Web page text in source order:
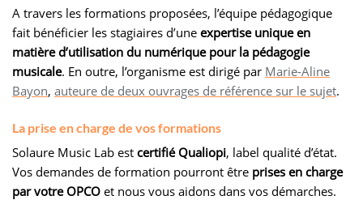
A travers les formations proposées, l’équipe pédagogique
fait bénéficier les stagiaires d’une expertise unique en
matière d’utilisation du numérique pour la pédagogie
musicale. En outre, l’organisme est dirigé par Marie-Aline
Bayon, auteure de deux ouvrages de référence sur le sujet.
La prise en charge de vos formations
Solaure Music Lab est certifié Qualiopi, label qualité d’état.
Vos demandes de formation pourront être prises en charge
par votre OPCO et nous vous aidons dans vos démarches.